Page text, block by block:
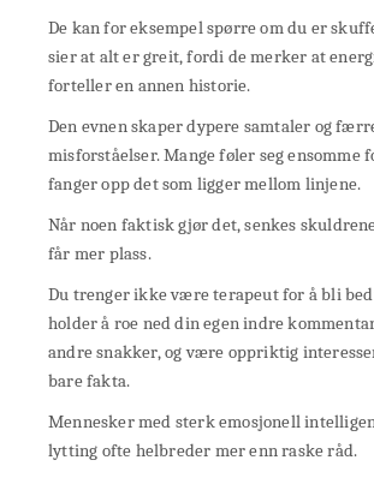
De kan for eksempel spørre om du er
sier at alt er greit, fordi de merker at
forteller en annen historie.
Den evnen skaper dypere samtaler og
misforståelser. Mange føler seg ensomme
fanger opp det som ligger mellom linjene.
Når noen faktisk gjør det, senkes
får mer plass.
Du trenger ikke være terapeut for å bli
holder å roe ned din egen indre
andre snakker, og være oppriktig
bare fakta.
Mennesker med sterk emosjonell
lytting ofte helbreder mer enn raske råd.